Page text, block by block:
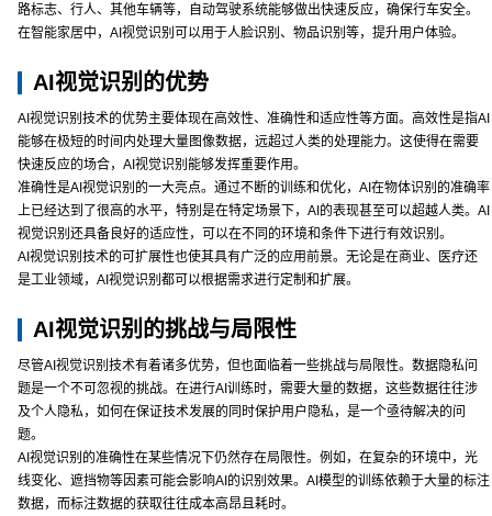
路标志、行人、其他车辆等，自动驾驶系统能够做出快速反应，确保行车安全。
在智能家居中，AI视觉识别可以用于人脸识别、物品识别等，提升用户体验。
AI视觉识别的优势
AI视觉识别技术的优势主要体现在高效性、准确性和适应性等方面。高效性是指AI
能够在极短的时间内处理大量图像数据，远超过人类的处理能力。这使得在需要
快速反应的场合，AI视觉识别能够发挥重要作用。
准确性是AI视觉识别的一大亮点。通过不断的训练和优化，AI在物体识别的准确率
上已经达到了很高的水平，特别是在特定场景下，AI的表现甚至可以超越人类。AI
视觉识别还具备良好的适应性，可以在不同的环境和条件下进行有效识别。
AI视觉识别技术的可扩展性也使其具有广泛的应用前景。无论是在商业、医疗还
是工业领域，AI视觉识别都可以根据需求进行定制和扩展。
AI视觉识别的挑战与局限性
尽管AI视觉识别技术有着诸多优势，但也面临着一些挑战与局限性。数据隐私问
题是一个不可忽视的挑战。在进行AI训练时，需要大量的数据，这些数据往往涉
及个人隐私，如何在保证技术发展的同时保护用户隐私，是一个亟待解决的问
题。
AI视觉识别的准确性在某些情况下仍然存在局限性。例如，在复杂的环境中，光
线变化、遮挡物等因素可能会影响AI的识别效果。AI模型的训练依赖于大量的标注
数据，而标注数据的获取往往成本高昂且耗时。